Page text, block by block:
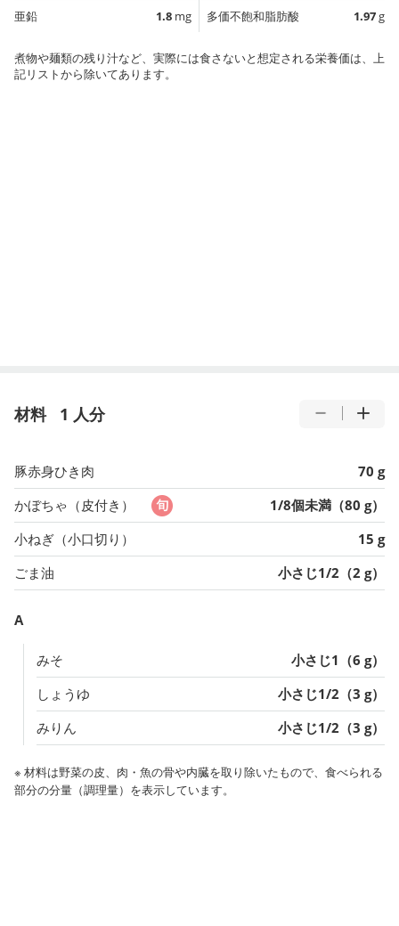
亜鉛
1.8 mg
多価不飽和脂肪酸
1.97g
煮物や麺類の残り汁など、実際には食さないと想定される栄養価は、上
記リストから除いてあります。
材料 1 人分
豚赤身ひき肉
70 g
かぼちゃ（皮付き）
1/8個未満（80 g）
小ねぎ（小口切り）
15 g
ごま油
小さじ1/2（2 g）
A
みそ
小さじ1（6 g）
しょうゆ
小さじ1/2（3 g）
みりん
小さじ1/2（3 g）
※ 材料は野菜の皮、肉・魚の骨や内臓を取り除いたもので、食べられる
部分の分量（調理量）を表示しています。